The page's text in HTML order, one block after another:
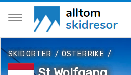
SKIDORTER / ÖSTERRIKE /